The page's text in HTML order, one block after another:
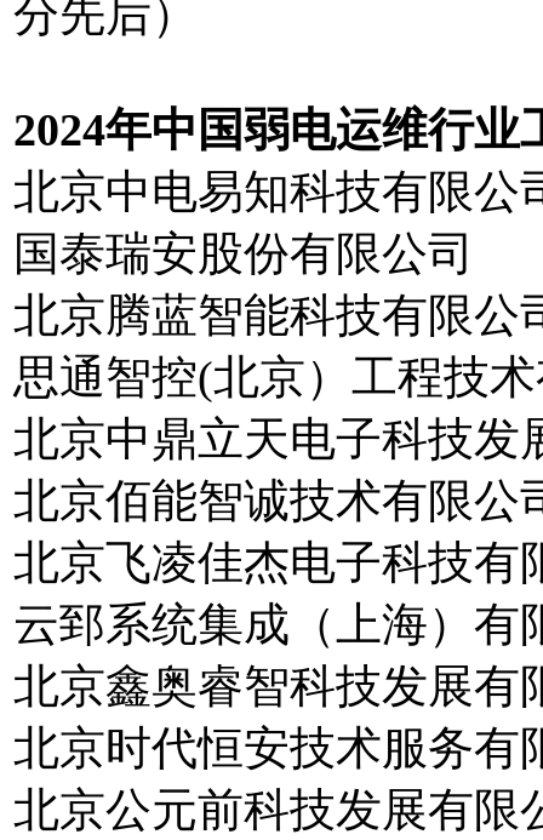
分先后）
2024年中国弱电运维行业
北京中电易知科技有限公
国泰瑞安股份有限公司
北京腾蓝智能科技有限公
思通智控(北京）工程技
北京中鼎立天电子科技发
北京佰能智诚技术有限公
北京飞凌佳杰电子科技有
云郅系统集成（上海）有
北京鑫奥睿智科技发展有
北京时代恒安技术服务有
北京公元前科技发